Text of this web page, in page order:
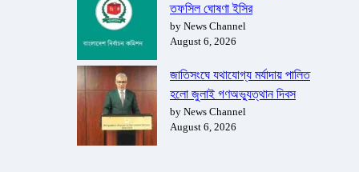
তফসিল ঘোষণা ইসির
by News Channel
August 6, 2026
জাতিসংঘে যথাযোগ্য মর্যাদায় পালিত
হলো জুলাই গণঅভ্যুত্থান দিবস
by News Channel
August 6, 2026